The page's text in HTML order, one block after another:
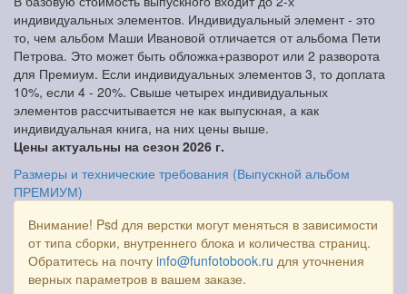
индивидуальных элементов. Индивидуальный элемент - это
то, чем альбом Маши Ивановой отличается от альбома Пети
Петрова. Это может быть обложка+разворот или 2 разворота
для Премиум. Если индивидуальных элементов 3, то доплата
10%, если 4 - 20%. Свыше четырех индивидуальных
элементов рассчитывается не как выпускная, а как
индивидуальная книга, на них цены выше.
Цены актуальны на сезон 2026 г.
Размеры и технические требования (Выпускной альбом
ПРЕМИУМ)
Внимание! Psd для верстки могут меняться в зависимости
от типа сборки, внутреннего блока и количества страниц.
Обратитесь на почту info@funfotobook.ru для уточнения
верных параметров в вашем заказе.